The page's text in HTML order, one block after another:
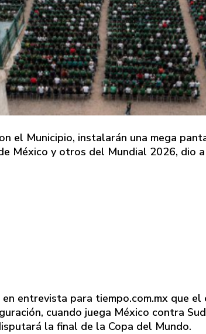
el Municipio, instalarán una mega
México y otros del Mundial 2026, dio
entrevista para tiempo.com.mx que
cuando juega México contra
la final de la Copa del Mundo.